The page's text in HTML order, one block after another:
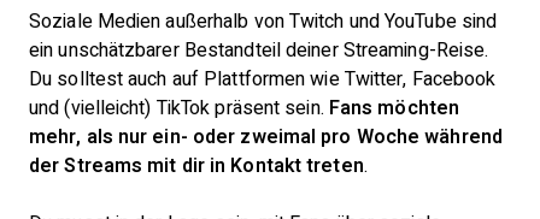
Soziale Medien außerhalb von Twitch und YouTube sind
ein unschätzbarer Bestandteil deiner Streaming-Reise.
Du solltest auch auf Plattformen wie Twitter, Facebook
und (vielleicht) TikTok präsent sein. Fans möchten
mehr, als nur ein- oder zweimal pro Woche während
der Streams mit dir in Kontakt treten.